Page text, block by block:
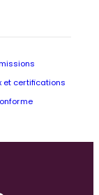
et certifications